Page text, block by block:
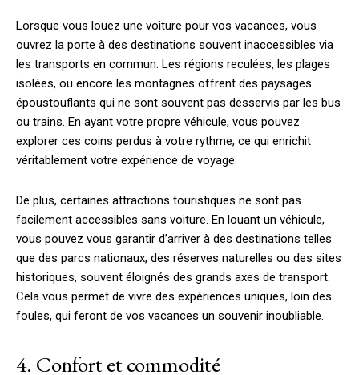
Lorsque vous louez une voiture pour vos vacances, vous
ouvrez la porte à des destinations souvent inaccessibles via
les transports en commun. Les régions reculées, les plages
isolées, ou encore les montagnes offrent des paysages
époustouflants qui ne sont souvent pas desservis par les bus
ou trains. En ayant votre propre véhicule, vous pouvez
explorer ces coins perdus à votre rythme, ce qui enrichit
véritablement votre expérience de voyage.
De plus, certaines attractions touristiques ne sont pas
facilement accessibles sans voiture. En louant un véhicule,
vous pouvez vous garantir d’arriver à des destinations telles
que des parcs nationaux, des réserves naturelles ou des sites
historiques, souvent éloignés des grands axes de transport.
Cela vous permet de vivre des expériences uniques, loin des
foules, qui feront de vos vacances un souvenir inoubliable.
4. Confort et commodité